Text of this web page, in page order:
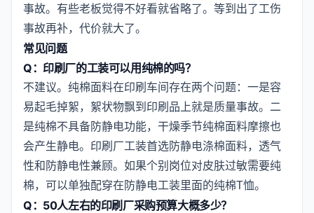
事故。有些老板觉得不好看就省略了。等到出了工伤
事故再补，代价就大了。
常见问题
Q：印刷厂的工装可以用纯棉的吗？
不建议。纯棉面料在印刷车间存在两个问题：一是容
易起毛掉絮，絮状物飘到印刷品上就是质量事故。二
是纯棉不具备防静电功能，干燥季节纯棉面料摩擦也
会产生静电。印刷厂工装首选防静电涤棉面料，透气
性和防静电性兼顾。如果个别岗位对皮肤过敏需要纯
棉，可以单独配穿在防静电工装里面的纯棉T恤。
Q：50人左右的印刷厂采购预算大概多少？